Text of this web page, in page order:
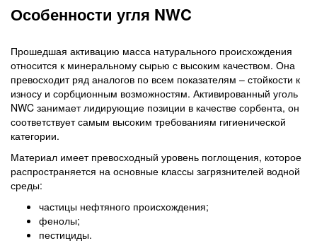
Особенности угля NWC
Прошедшая активацию масса натурального происхождения
относится к минеральному сырью с высоким качеством. Она
превосходит ряд аналогов по всем показателям – стойкости к
износу и сорбционным возможностям. Активированный уголь
NWC занимает лидирующие позиции в качестве сорбента, он
соответствует самым высоким требованиям гигиенической
категории.
Материал имеет превосходный уровень поглощения, которое
распространяется на основные классы загрязнителей водной
среды:
частицы нефтяного происхождения;
фенолы;
пестициды.